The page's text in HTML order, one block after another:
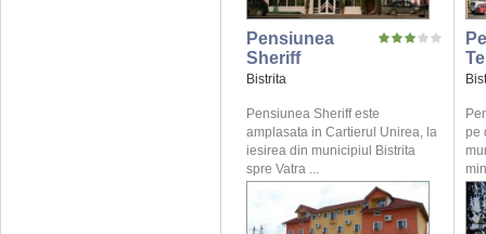
Pensiunea
Sheriff
Bistrita
Pensiunea Sheriff este
amplasata in Cartierul Unirea, la
iesirea din municipiul Bistrita
spre Vatra ...
pe